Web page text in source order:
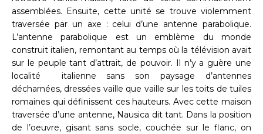
assemblées. Ensuite, cette unité se trouve violemment
traversée par un axe : celui d’une antenne parabolique.
L’antenne parabolique est un emblème du monde
construit italien, remontant au temps où la télévision avait
sur le peuple tant d’attrait, de pouvoir. Il n’y a guère une
localité italienne sans son paysage d’antennes
décharnées, dressées vaille que vaille sur les toits de tuiles
romaines qui définissent ces hauteurs. Avec cette maison
traversée d’une antenne, Nausica dit tant. Dans la position
de l’oeuvre, gisant sans socle, couchée sur le flanc, on